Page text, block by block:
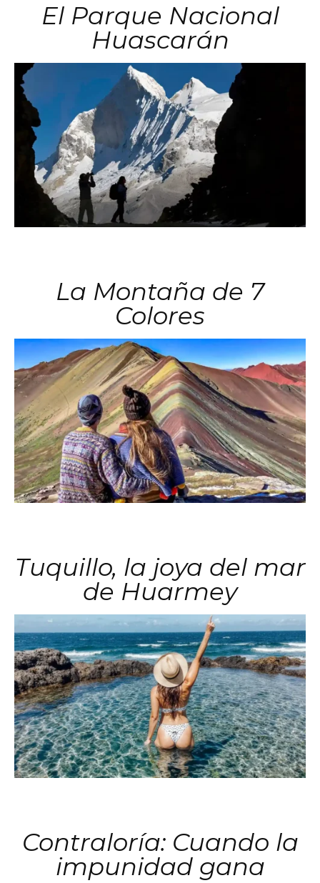
El Parque Nacional
Huascarán
La Montaña de 7
Colores
Tuquillo, la joya del mar
de Huarmey
Contraloría: Cuando la
impunidad gana